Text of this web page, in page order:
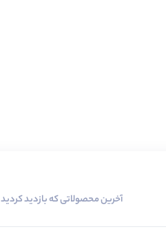
آخرین محصولاتی که بازدید کردید